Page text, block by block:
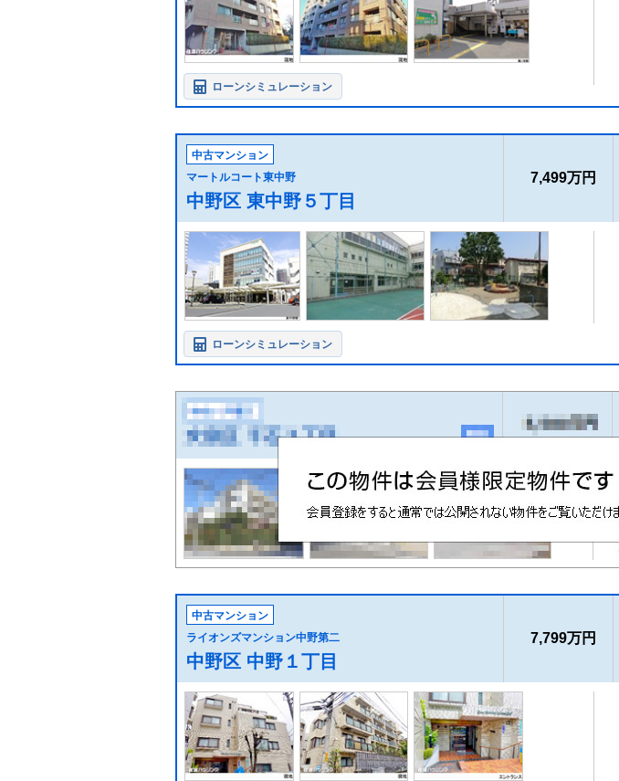
ローンシミュレーション
中古マンション
マートルコート東中野
中野区 東中野５丁目
7,499万円
ローンシミュレーション
中古マンション
ライオンズマンション中野第二
中野区 中野１丁目
7,799万円